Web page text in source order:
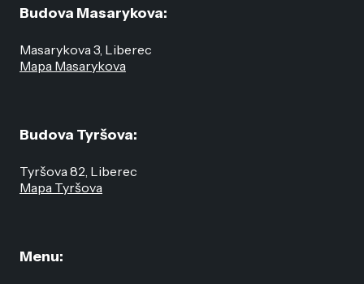
Menu:
Budova Masarykova:
Masarykova 3, Liberec
Mapa Masarykova
Budova Tyršova:
Tyršova 82, Liberec
Mapa Tyršova